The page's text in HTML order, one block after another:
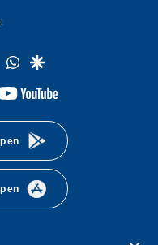
twitterwhatsapp
google
youtube-
en
en